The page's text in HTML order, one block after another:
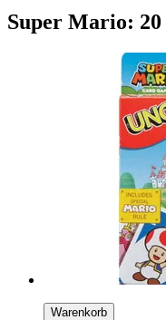
Super Mario:
Warenkorb